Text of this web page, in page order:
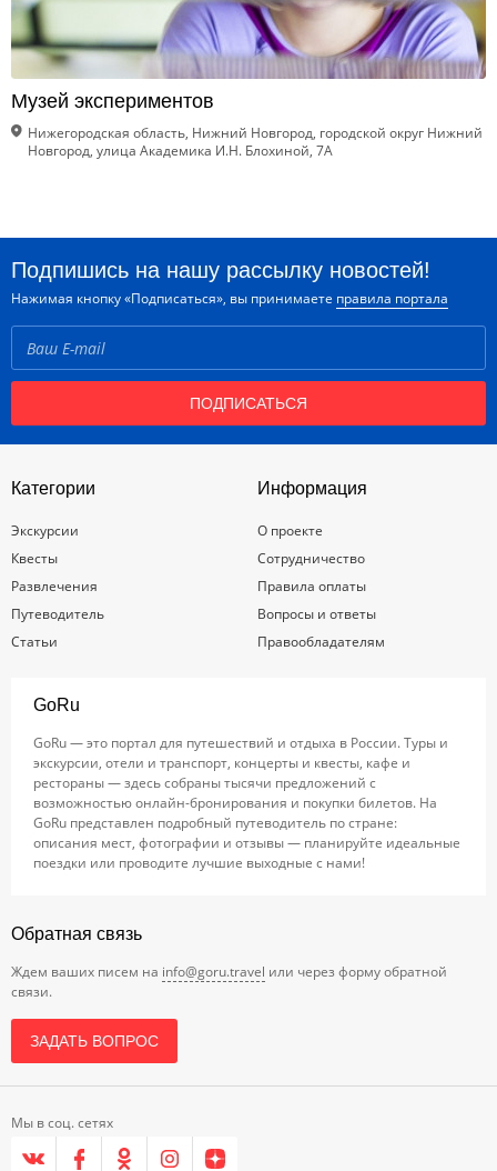
Музей экспериментов
Нижегородская область, Нижний Новгород, городской округ Нижний
Новгород, улица Академика И.Н. Блохиной, 7А
Подпишись на нашу рассылку новостей!
Нажимая кнопку «Подписаться», вы принимаете правила портала
ПОДПИСАТЬСЯ
Категории
Экскурсии
Квесты
Развлечения
Путеводитель
Статьи
Информация
О проекте
Сотрудничество
Правила оплаты
Вопросы и ответы
Правообладателям
GoRu
GoRu — это портал для путешествий и отдыха в России. Туры и
экскурсии, отели и транспорт, концерты и квесты, кафе и
рестораны — здесь собраны тысячи предложений с
возможностью онлайн-бронирования и покупки билетов. На
GoRu представлен подробный путеводитель по стране:
описания мест, фотографии и отзывы — планируйте идеальные
поездки или проводите лучшие выходные с нами!
Обратная связь
Ждем ваших писем на info@goru.travel или через форму обратной
связи.
ЗАДАТЬ ВОПРОС
Мы в соц. сетях